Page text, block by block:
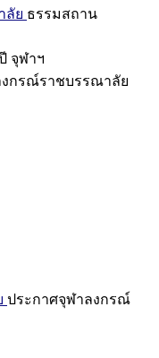
ลัย ธรรมสถาน
จุฬาฯ
งกรณ์ราชบรรณาลัย
ประกาศจุฬาลงกรณ์